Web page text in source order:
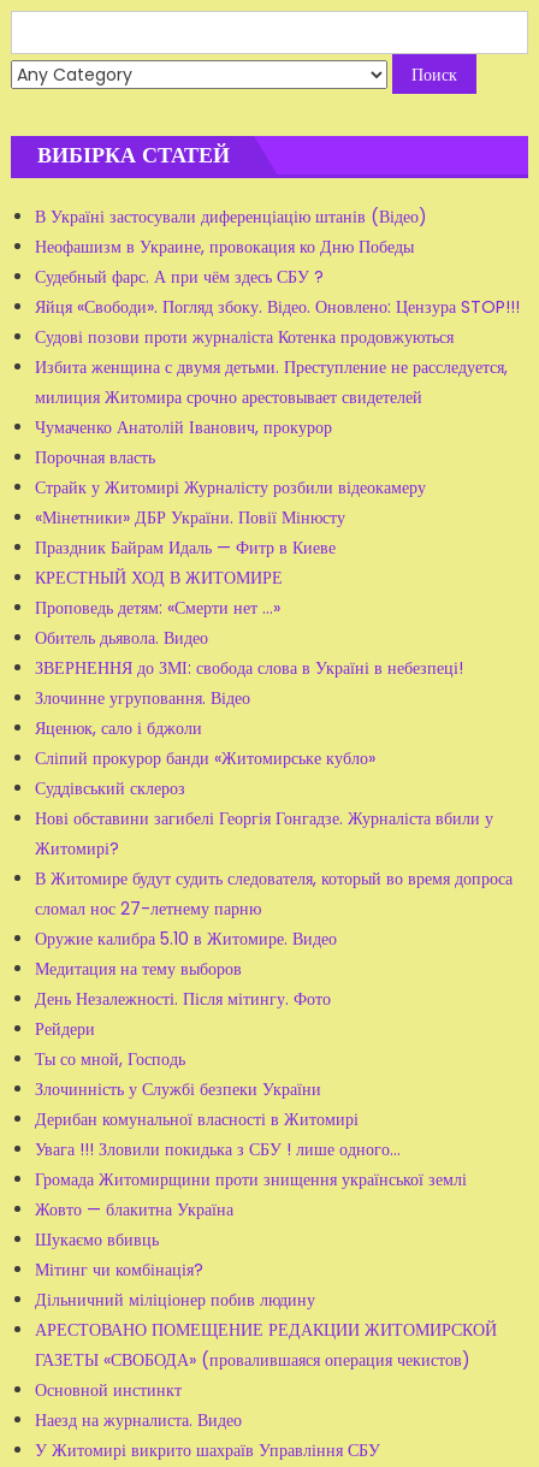
for:
ВИБІРКА СТАТЕЙ
В Україні застосували диференціацію штанів (Відео)
Неофашизм в Украине, провокация ко Дню Победы
Судебный фарс. А при чём здесь СБУ ?
Яйця «Свободи». Погляд збоку. Відео. Оновлено: Цензура STOP!!!
Судові позови проти журналіста Котенка продовжуються
Избита женщина с двумя детьми. Преступление не расследуется,
милиция Житомира срочно арестовывает свидетелей
Чумаченко Анатолій Іванович, прокурор
Порочная власть
Страйк у Житомирі Журналісту розбили відеокамеру
«Мінетники» ДБР України. Повії Мінюсту
Праздник Байрам Идаль — Фитр в Киеве
КРЕСТНЫЙ ХОД В ЖИТОМИРЕ
Проповедь детям: «Смерти нет ...»
Обитель дьявола. Видео
ЗВЕРНЕННЯ до ЗМІ: свобода слова в Україні в небезпеці!
Злочинне угруповання. Відео
Яценюк, сало і бджоли
Сліпий прокурор банди «Житомирське кубло»
Суддівський склероз
Нові обставини загибелі Георгія Гонгадзе. Журналіста вбили у
Житомирі?
В Житомире будут судить следователя, который во время допроса
сломал нос 27-летнему парню
Оружие калибра 5.10 в Житомире. Видео
Медитация на тему выборов
День Незалежності. Після мітингу. Фото
Рейдери
Ты со мной, Господь
Злочинність у Службі безпеки України
Дерибан комунальної власності в Житомирі
Увага !!! Зловили покидька з СБУ ! лише одного...
Громада Житомирщини проти знищення української землі
Жовто — блакитна Україна
Шукаємо вбивць
Мітинг чи комбінація?
Дільничний міліціонер побив людину
АРЕСТОВАНО ПОМЕЩЕНИЕ РЕДАКЦИИ ЖИТОМИРСКОЙ
ГАЗЕТЫ «СВОБОДА» (провалившаяся операция чекистов)
Основной инстинкт
Наезд на журналиста. Видео
У Житомирі викрито шахраїв Управління СБУ